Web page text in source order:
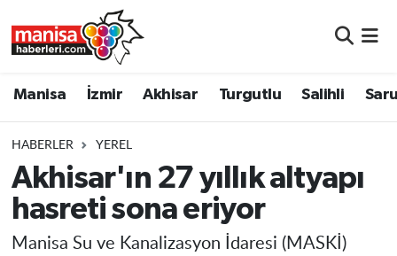
Manisa İzmir Akhisar Turgutlu Salihli
HABERLER YEREL
Akhisar'ın 27 yıllık altyapı
hasreti sona eriyor
Manisa Su ve Kanalizasyon İdaresi (MASKİ)
Turgutlu
Salihli
Manisa Nöbetçi Eczaneler
Manisa Trafik Yoğunluk Haritası
Süper Lig Puan Durumu ve Fikstür